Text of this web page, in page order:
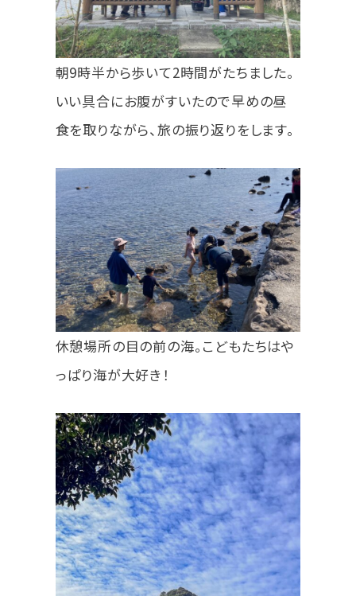
朝9時半から歩いて2時間がたちました。
いい具合にお腹がすいたので早めの昼
食を取りながら、旅の振り返りをします。
休憩場所の目の前の海。こどもたちはや
っぱり海が大好き！